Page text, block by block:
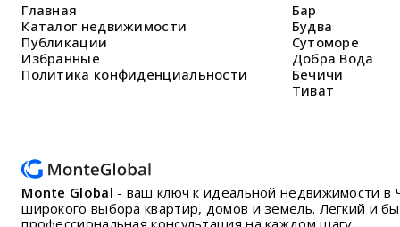
Главная
Каталог недвижимости
Публикации
Избранные
Политика конфиденциальности
Бар
Будва
Сутоморе
Добра Вода
Бечичи
Тиват
Monte Global - ваш ключ к идеальной недвижимости в
широкого выбора квартир, домов и земель. Легкий и